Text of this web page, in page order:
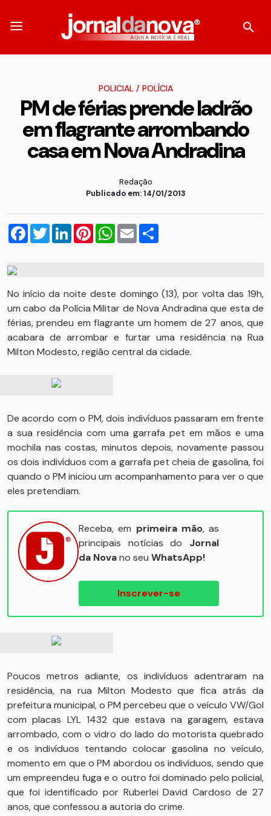
POLICIAL/ POLÍCIA
PM de férias prende ladrão
em flagrante arrombando
casa em Nova Andradina
Redação
Publicado em: 14/01/2013
Facebook
TwitterLinkedInPinterestWhatsApp
Email
No início da noite deste domingo (13), por volta das 19h,
um cabo da Polícia Militar de Nova Andradina que esta de
férias, prendeu em flagrante um homem de 27 anos, que
acabara de arrombar e furtar uma residência na Rua
Milton Modesto, região central da cidade.
De acordo com o PM, dois indivíduos passaram em frente
a sua residência com uma garrafa pet em mãos e uma
mochila nas costas, minutos depois, novamente passou
os dois indivíduos com a garrafa pet cheia de gasolina, foi
quando o PM iniciou um acompanhamento para ver o que
eles pretendiam.
Receba, em primeira mão, as
principais notícias do Jornal
da Novano seu WhatsApp!
Inscrever-se
Poucos metros adiante, os indivíduos adentraram na
residência, na rua Milton Modesto que fica atrás da
prefeitura municipal, o PM percebeu que o veículo VW/Gol
com placas LYL 1432 que estava na garagem, estava
arrombado, com o vidro do lado do motorista quebrado
e os indivíduos tentando colocar gasolina no veículo,
momento em que o PM abordou os indivíduos, sendo que
um empreendeu fuga e o outro foi dominado pelo policial,
que foi identificado por Ruberlei David Cardoso de 27
anos, que confessou a autoria do crime.